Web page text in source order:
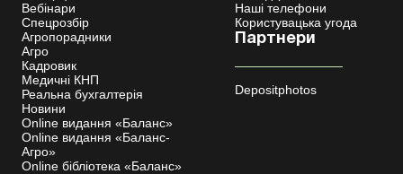
Вебінари
Спецрозбір
Агропорадники
Агро
Кадровик
Медичні КНП
Реальна бухгалтерія
Новини
Online видання «Баланс»
Online видання «Баланс-
Агро»
Online бібліотека «Баланс»
Наші телефони
Користувацька угода
Партнери
Depositphotos